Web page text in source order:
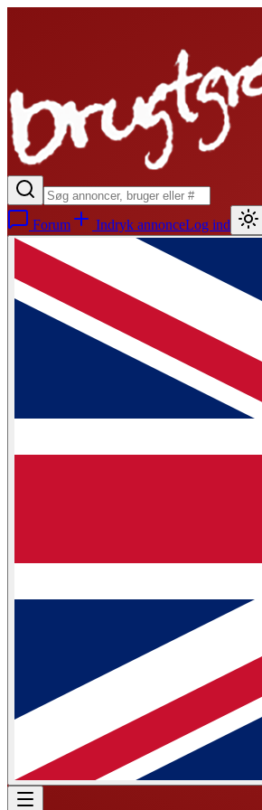
Forum Indryk annonceLog ind